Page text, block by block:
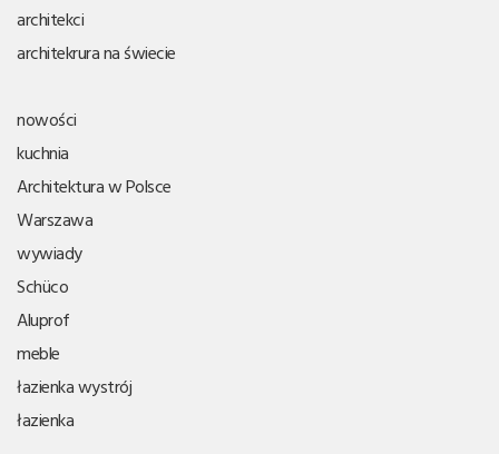
architekci
architekrura na świecie
nowości
kuchnia
Architektura w Polsce
Warszawa
wywiady
Schüco
Aluprof
meble
łazienka wystrój
łazienka